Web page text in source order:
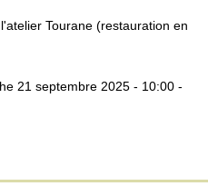
Tourane (restauration en
21 septembre 2025 - 10:00 -